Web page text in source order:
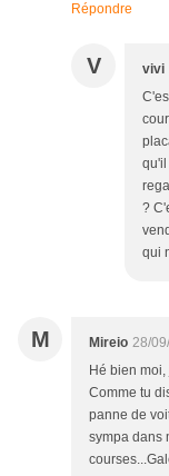
Répondre
V vivi
qu'il
?
qui
M Mireio 28/
Hé bien
Comme tu
panne de
sympa dans